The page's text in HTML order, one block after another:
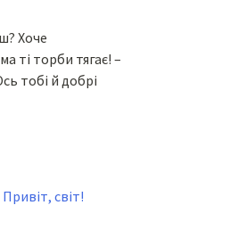
Хоче
ті торби тягає! –
тобі й добрі
Привіт, світ!